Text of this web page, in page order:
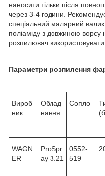
наносити тільки після
через 3-4 години.
спеціальний малярний
поліаміду з довжиною
розпилювач використовувати
Параметри розпилення
Вироб
ник
Облад
нання
Сопло
WAGN
ER
ProSpr
ay 3.21
0552-
519